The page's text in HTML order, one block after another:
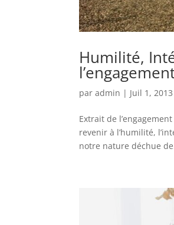
Humilité,
paradmin | Juil 1, 2013
Extrait de
revenir à l’humilité,
notre nature déchue